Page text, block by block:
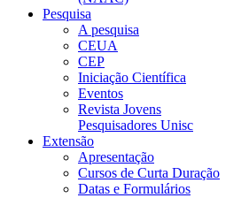
Pesquisa
A pesquisa
CEUA
CEP
Iniciação Científica
Eventos
Revista Jovens
Pesquisadores Unisc
Extensão
Apresentação
Cursos de Curta Duração
Datas e Formulários